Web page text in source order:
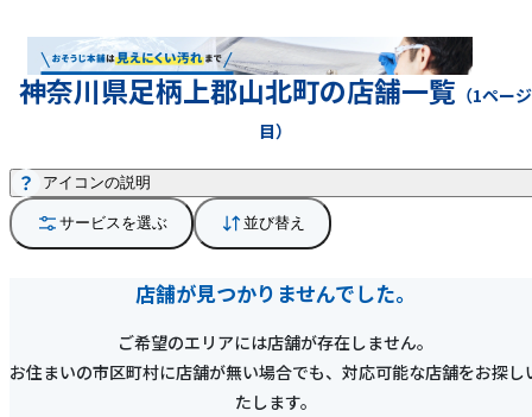
神奈川県足柄上郡山北町の店舗一覧 （1ページ
目）
サービスを選ぶ 並び替え
アイコンの説明
店舗が見つかりませんでした。
ご希望のエリアには店舗が存在しません。
お住まいの市区町村に店舗が無い場合でも、対応可能な店舗をお探し
たします。